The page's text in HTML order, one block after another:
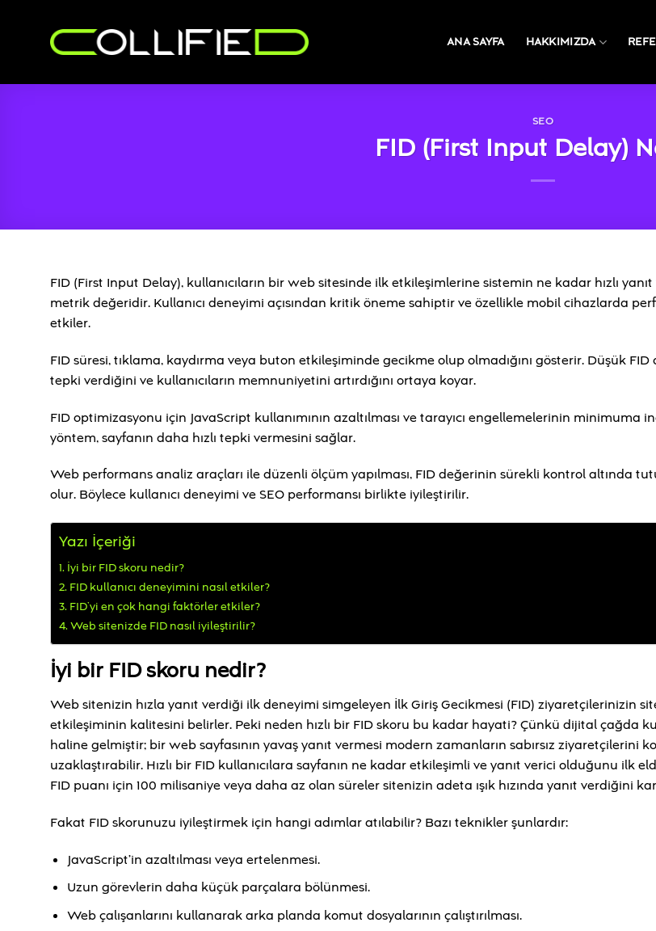
ANA SAYFA HAKKIMIZDA
SEO
FID (First Input Delay)
FID (First Input Delay), kullanıcıların bir web sitesinde ilk etkileşimlerine sistemin ne kadar hızlı
metrik değeridir. Kullanıcı deneyimi açısından kritik öneme sahiptir ve özellikle mobil cihazlarda
etkiler.
FID süresi, tıklama, kaydırma veya buton etkileşiminde gecikme olup olmadığını gösterir. Düşük FID
tepki verdiğini ve kullanıcıların memnuniyetini artırdığını ortaya koyar.
FID optimizasyonu için JavaScript kullanımının azaltılması ve tarayıcı engellemelerinin minimuma
yöntem, sayfanın daha hızlı tepki vermesini sağlar.
Web performans analiz araçları ile düzenli ölçüm yapılması, FID değerinin sürekli kontrol altında
olur. Böylece kullanıcı deneyimi ve SEO performansı birlikte iyileştirilir.
Yazı İçeriği
İyi bir FID skoru nedir?
FID kullanıcı deneyimini nasıl etkiler?
FID’yi en çok hangi faktörler etkiler?
Web sitenizde FID nasıl iyileştirilir?
İyi bir FID skoru nedir?
Web sitenizin hızla yanıt verdiği ilk deneyimi simgeleyen İlk Giriş Gecikmesi (FID) ziyaretçilerinizin
etkileşiminin kalitesini belirler. Peki neden hızlı bir FID skoru bu kadar hayati? Çünkü dijital çağda
haline gelmiştir; bir web sayfasının yavaş yanıt vermesi modern zamanların sabırsız ziyaretçilerini
uzaklaştırabilir. Hızlı bir FID kullanıcılara sayfanın ne kadar etkileşimli ve yanıt verici olduğunu ilk
FID puanı için 100 milisaniye veya daha az olan süreler sitenizin adeta ışık hızında yanıt verdiğini
Fakat FID skorunuzu iyileştirmek için hangi adımlar atılabilir? Bazı teknikler şunlardır:
JavaScript’in azaltılması veya ertelenmesi.
Uzun görevlerin daha küçük parçalara bölünmesi.
Web çalışanlarını kullanarak arka planda komut dosyalarının çalıştırılması.